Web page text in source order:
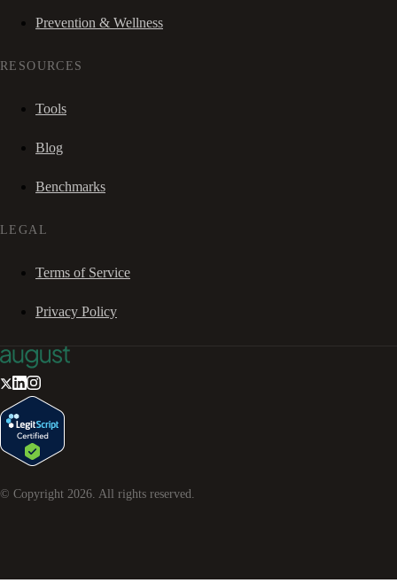
Prevention & Wellness
RESOURCES
Tools
Blog
Benchmarks
LEGAL
Terms of Service
Privacy Policy
© Copyright 2026. All rights reserved.